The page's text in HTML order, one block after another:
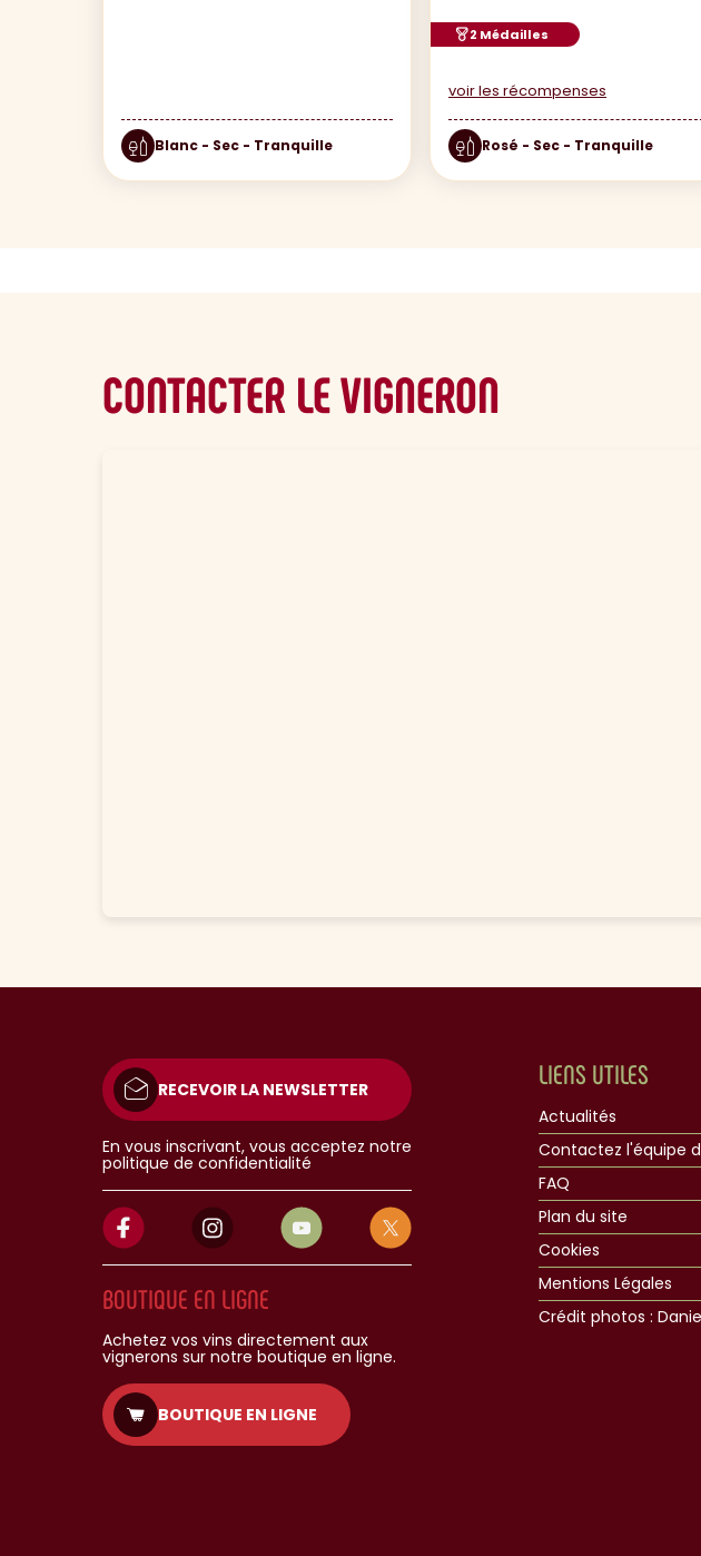
Blanc - Sec - Tranquille
2 Médailles
voir les récompenses
Rosé - Sec - Tranquille
CONTACTER LE VIGNERON
RECEVOIR LA NEWSLETTER
En vous inscrivant, vous acceptez notre
politique de confidentialité
BOUTIQUE EN LIGNE
Achetez vos vins directement aux
vignerons sur notre boutique en ligne.
BOUTIQUE EN LIGNE
LIENS UTILES
Actualités
Contactez l'équipe
FAQ
Plan du site
Cookies
Mentions Légales
Crédit photos :